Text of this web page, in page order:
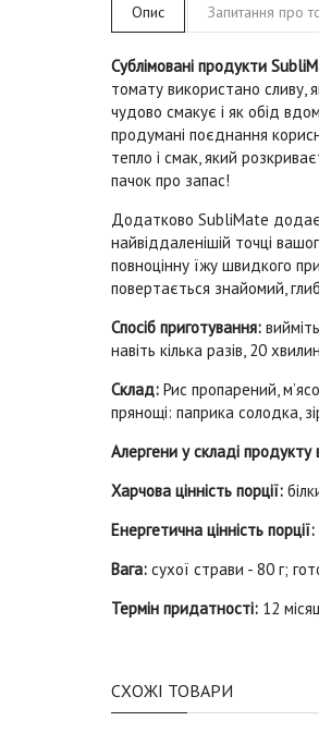
Опис Запитання про
Сублімовані продукти
томату використано сливу,
чудово смакує і як обід
продумані поєднання
тепло і смак, який
пачок про запас!
Додатково SubliMate додає
найвіддаленішій точці
повноцінну їжу швидкого
повертається знайомий,
Спосіб приготування:
навіть кілька разів, 20
Склад: Рис пропарений,
прянощі: паприка солодка,
Алергени у складі
Харчова цінність порції:
Енергетична цінність порції:
Вага: сухої страви - 80 г;
Термін придатності: 12
СХОЖІ ТОВАРИ